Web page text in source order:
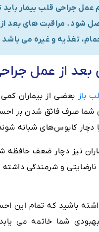
عمل جراحی قلب بیمار
شود. مراقبت های بعد
تغذیه و غیره می
بعد از عمل
باز بعضی از بیماران
شما صرف فائق شدن بر
دچار کابوس‌های شبانه
نیز دچار ضعف حافظه
و شرمندگی داشته
باشید که تمام این